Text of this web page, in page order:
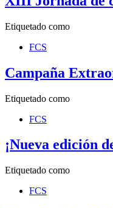
Etiquetado como
FCS
Campaña
Etiquetado como
FCS
¡Nueva edición
Etiquetado como
FCS